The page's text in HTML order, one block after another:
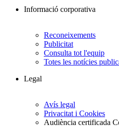
Informació corporativa
Reconeixements
Publicitat
Consulta tot l'equip
Totes les notícies
Legal
Avís legal
Privacitat i Cookies
Audiència certificada